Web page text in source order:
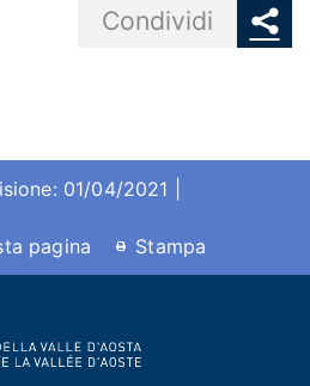
Condividi
01/04/2021 |
pagina Stampa